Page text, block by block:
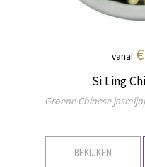
vanaf
Si Ling
Groene Chinese
BEKIJKEN